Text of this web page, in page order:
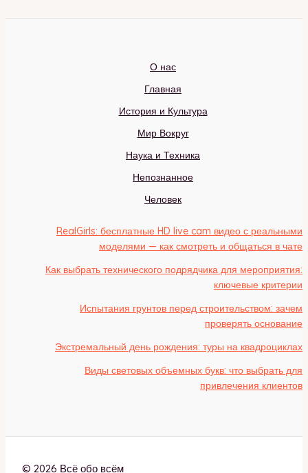
О нас
Главная
История и Культура
Мир Вокруг
Наука и Техника
Непознанное
Человек
RealGirls: бесплатные HD live cam видео с реальными
моделями — как смотреть и общаться в чате
Как выбрать технического подрядчика для мероприятия:
ключевые критерии
Испытания грунтов перед строительством: зачем
проверять основание
Экстремальный день рождения: туры на квадроциклах
Виды световых объемных букв: что выбрать для
привлечения клиентов
© 2026 Всё обо всём